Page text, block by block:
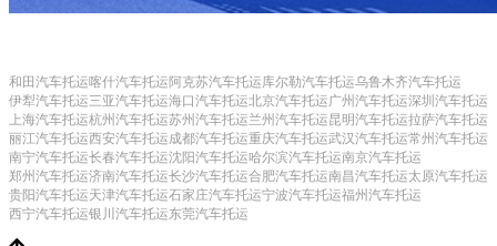
和田汽车托运喀什汽车托运 阿克苏汽车托运库尔勒汽车托运乌鲁木齐汽车托运
伊犁汽车托运三亚汽车托运海口汽车托运北京汽车托运广州汽车托运深圳汽车托运
上海汽车托运杭州汽车托运苏州汽车托运兰州汽车托运昆明汽车托运拉萨汽车托运
丽江汽车托运西安汽车托运成都汽车托运重庆汽车托运武汉汽车托运常州汽车托运
南宁汽车托运长春汽车托运沈阳汽车托运哈尔滨汽车托运南京汽车托运
郑州汽车托运济南汽车托运长沙汽车托运合肥汽车托运南昌汽车托运太原汽车托运
贵阳汽车托运天津汽车托运石家庄汽车托运宁波汽车托运福州汽车托运
西宁汽车托运银川汽车托运东莞汽车托运